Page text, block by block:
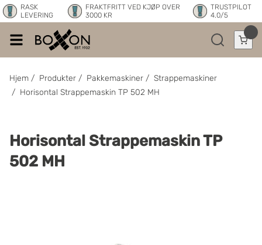
RASK
LEVERING
FRAKTFRITT VED KJØP OVER
3000 KR
TRUSTPILOT
4.0/5
Hjem / Produkter / Pakkemaskiner / Strappemaskiner
/ Horisontal Strappemaskin TP 502 MH
Horisontal Strappemaskin TP
502 MH